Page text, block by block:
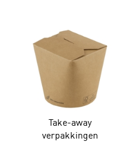
Take-away
verpakkingen